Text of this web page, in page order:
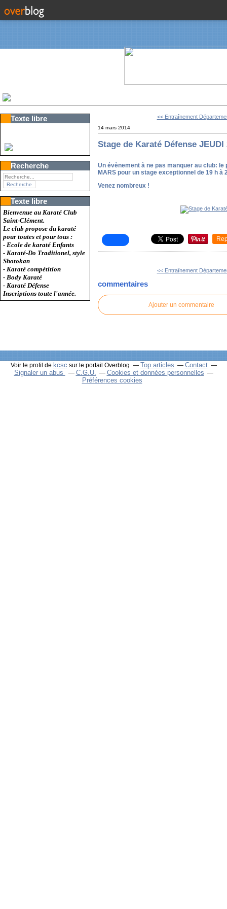
Texte libre
Recherche
Texte libre
Bienvenue au Karaté Club
Saint-Clément.
Le club propose du karaté
pour toutes et pour tous :
- Ecole de karaté Enfants
- Karaté-Do Traditionel, style
Shotokan
- Karaté compétition
- Body Karaté
- Karaté Défense
Inscriptions toute l'année.
<< Entraînement
14 mars 2014
Stage de Karaté Défense JEUDI
Un évènement à ne pas manquer au club: le
MARS pour un stage exceptionnel de 19 h à
Venez nombreux !
<< Entraînement
commentaires
Ajouter un commentaire
Voir le profil de kcsc sur le portail Overblog Top articles
Contact
Signaler un abus
C.G.U.
Cookies et données personnelles
Préférences cookies